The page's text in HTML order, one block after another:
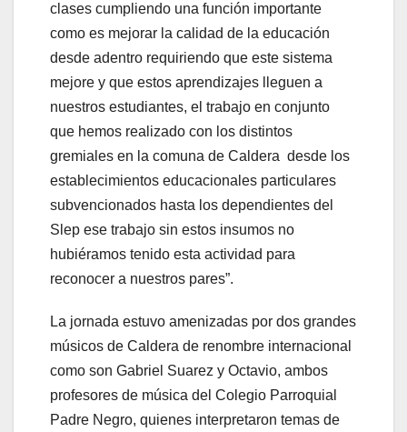
clases cumpliendo una función importante
como es mejorar la calidad de la educación
desde adentro requiriendo que este sistema
mejore y que estos aprendizajes lleguen a
nuestros estudiantes, el trabajo en conjunto
que hemos realizado con los distintos
gremiales en la comuna de Caldera desde los
establecimientos educacionales particulares
subvencionados hasta los dependientes del
Slep ese trabajo sin estos insumos no
hubiéramos tenido esta actividad para
reconocer a nuestros pares”.
La jornada estuvo amenizadas por dos grandes
músicos de Caldera de renombre internacional
como son Gabriel Suarez y Octavio, ambos
profesores de música del Colegio Parroquial
Padre Negro, quienes interpretaron temas de